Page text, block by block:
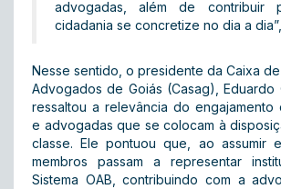
advogadas, além de contribuir
cidadania se concretize no dia a
Nesse sentido, o presidente da Caixa
Advogados de Goiás (Casag), Eduardo
ressaltou a relevância do engajamento
e advogadas que se colocam à
classe. Ele pontuou que, ao assumir
membros passam a representar
Sistema OAB, contribuindo com a